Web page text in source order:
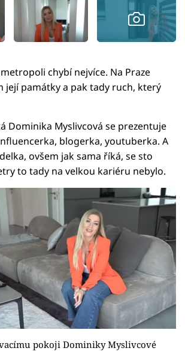
chybí nejvíce. Na Praze
její památky a pak tady ruch, který
Dominika Myslivcová se prezentuje
blogerka, youtuberka. A
ovšem jak sama říká, se sto
to tady na velkou kariéru nebylo.
pokoji Dominiky Myslivcové